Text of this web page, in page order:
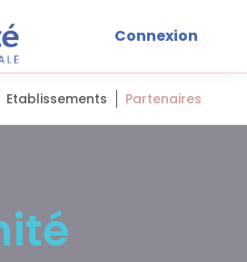
Connexion
Etablissements Partenaires